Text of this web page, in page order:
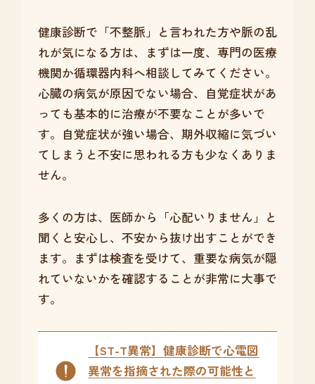
健康診断で「不整脈」と言われた方や脈の乱
れが気になる方は、まずは一度、専門の医療
機関か循環器内科へ相談してみてください。
心臓の病気が原因でない場合、自覚症状があ
っても基本的に治療が不要なことが多いで
す。自覚症状が強い場合、期外収縮に気づい
てしまうと不安に思われる方も少なくありま
せん。
多くの方は、医師から「心配いりません」と
聞くと安心し、不安から抜け出すことができ
ます。まずは検査を受けて、重要な病気が隠
れていないかを確認することが非常に大事で
す。
【ST-T異常】健康診断で心電図
異常を指摘された際の可能性と